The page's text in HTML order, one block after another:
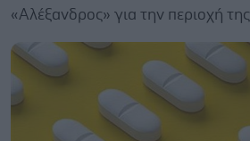
«Αλέξανδρος» για την περιοχή